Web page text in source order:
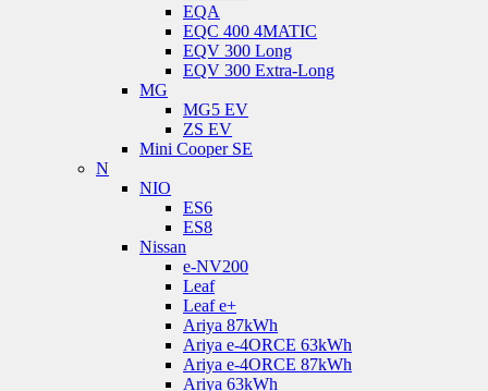
EQA
EQC 400 4MATIC
EQV 300 Long
EQV 300 Extra-Long
MG
MG5 EV
ZS EV
Mini Cooper SE
N
NIO
ES6
ES8
Nissan
e-NV200
Leaf
Leaf e+
Ariya 87kWh
Ariya e-4ORCE 63kWh
Ariya e-4ORCE 87kWh
Ariya 63kWh